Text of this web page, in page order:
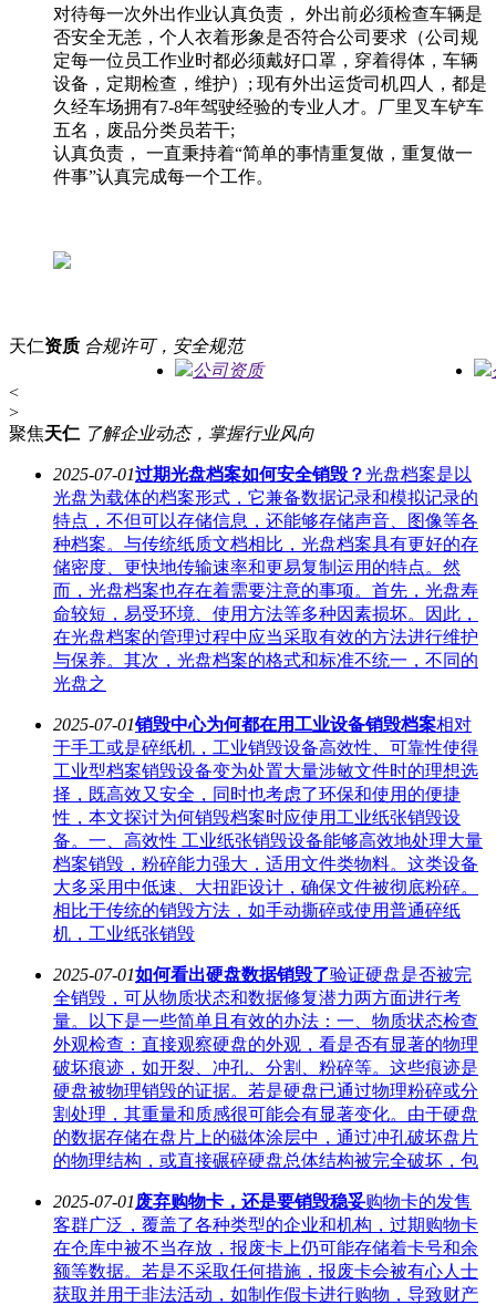
对待每一次外出作业认真负责， 外出前必须检查车辆是
否安全无恙，个人衣着形象是否符合公司要求（公司规
定每一位员工作业时都必须戴好口罩，穿着得体，车辆
设备，定期检查，维护）; 现有外出运货司机四人，都是
久经车场拥有7-8年驾驶经验的专业人才。厂里叉车铲车
五名，废品分类员若干;
认真负责， 一直秉持着“简单的事情重复做，重复做一
件事”认真完成每一个工作。
天仁资质 合规许可，安全规范
公司资质
<
>
聚焦天仁 了解企业动态，掌握行业风向
2025-07-01过期光盘档案如何安全销毁？光盘档案是以
光盘为载体的档案形式，它兼备数据记录和模拟记录的
特点，不但可以存储信息，还能够存储声音、图像等各
种档案。与传统纸质文档相比，光盘档案具有更好的存
储密度、更快地传输速率和更易复制运用的特点。然
而，光盘档案也存在着需要注意的事项。首先，光盘寿
命较短，易受环境、使用方法等多种因素损坏。因此，
在光盘档案的管理过程中应当采取有效的方法进行维护
与保养。其次，光盘档案的格式和标准不统一，不同的
光盘之
2025-07-01销毁中心为何都在用工业设备销毁档案相对
于手工或是碎纸机，工业销毁设备高效性、可靠性使得
工业型档案销毁设备变为处置大量涉敏文件时的理想选
择，既高效又安全，同时也考虑了环保和使用的便捷
性，本文探讨为何销毁档案时应使用工业纸张销毁设
备。一、高效性 工业纸张销毁设备能够高效地处理大量
档案销毁，粉碎能力强大，适用文件类物料。这类设备
大多采用中低速、大扭距设计，确保文件被彻底粉碎。
相比于传统的销毁方法，如手动撕碎或使用普通碎纸
机，工业纸张销毁
2025-07-01如何看出硬盘数据销毁了验证硬盘是否被完
全销毁，可从物质状态和数据修复潜力两方面进行考
量。以下是一些简单且有效的办法：一、物质状态检查
外观检查：直接观察硬盘的外观，看是否有显著的物理
破坏痕迹，如开裂、冲孔、分割、粉碎等。这些痕迹是
硬盘被物理销毁的证据。若是硬盘已通过物理粉碎或分
割处理，其重量和质感很可能会有显著变化。由于硬盘
的数据存储在盘片上的磁体涂层中，通过冲孔破坏盘片
的物理结构，或直接碾碎硬盘总体结构被完全破坏，包
2025-07-01 废弃购物卡，还是要销毁稳妥购物卡的发售
客群广泛，覆盖了各种类型的企业和机构，过期购物卡
在仓库中被不当存放，报废卡上仍可能存储着卡号和余
额等数据。若是不采取任何措施，报废卡会被有心人士
获取并用于非法活动，如制作假卡进行购物，导致财产